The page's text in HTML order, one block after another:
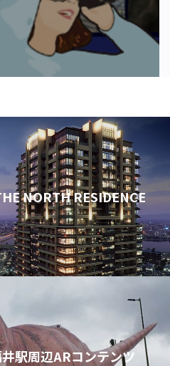
NORTH RESIDENCE
駅周辺ARコンテンツ